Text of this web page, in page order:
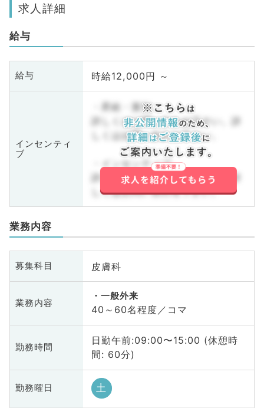
求人詳細
給与
給与 時給12,000円 ～
インセンティ
ブ
・昇給・賞与
詳しくはお問い合わせ下さい。詳
しくはお問い合わせ下さい。
・インセンティブ
詳しくはお問い合わせ下さい。詳
しくはお問い合わせ下さい。
業務内容
募集科目 皮膚科
業務内容
一般外来
40～60名程度／コマ
勤務時間
日勤午前:09:00〜15:00 (休憩時
間: 60分)
勤務曜日 土